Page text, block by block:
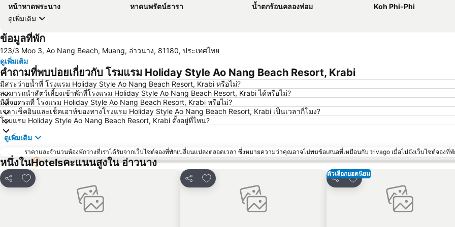
หน้าหาดพระนาง
หาดนพรัตน์ธารา น้ำตกร้อนคลองท่อม
Koh Phi-Phi
ดูเพิ่มเติม
ข้อมูลที่พัก
123/3 Moo 3, Ao Nang Beach, Muang, อ่าวนาง, 81180, ประเทศไทย
ดูเพิ่มเติม
คำถามที่พบบ่อยเกี่ยวกับ โรมแรม Holiday Style Ao Nang Beach Resort, Krabi
มีสระว่ายน้ำที่ โรงแรม Holiday Style Ao Nang Beach Resort, Krabi หรือไม่?
สามารถนำสัตว์เลี้ยงเข้าพักที่โรงแรม Holiday Style Ao Nang Beach Resort, Krabi ได้หรือไม่?
มีที่จอดรถที่ โรงแรม Holiday Style Ao Nang Beach Resort, Krabi หรือไม่?
เวลาเช็คอินและเช็คเอาท์ของทางโรงแรม Holiday Style Ao Nang Beach Resort, Krabi เป็นเวลากี่โมง?
โรมแรม Holiday Style Ao Nang Beach Resort, Krabi ตั้งอยู่ที่ไหน?
ดูเพิ่มเติม
ราคาและจำนวนห้องพักว่างที่เราได้รับจากเว็บไซต์จองที่พักเปลี่ยนแปลงตลอดเวลา ซึ่งหมายความว่าคุณอาจไม่พบข้อเสนอที่เหมือนกับ trivago เมื่อไปยังเว็บไซต์จองที่
หนึ่งในHotelsคะแนนสูงใน อ่าวนาง
แชร์
เพิ่มในรายการโปรด
แชร์
เพิ่มในรายการโปรด ตัวเลือกยอดนิยม
แชร์
เพิ่มในรายการโปรด